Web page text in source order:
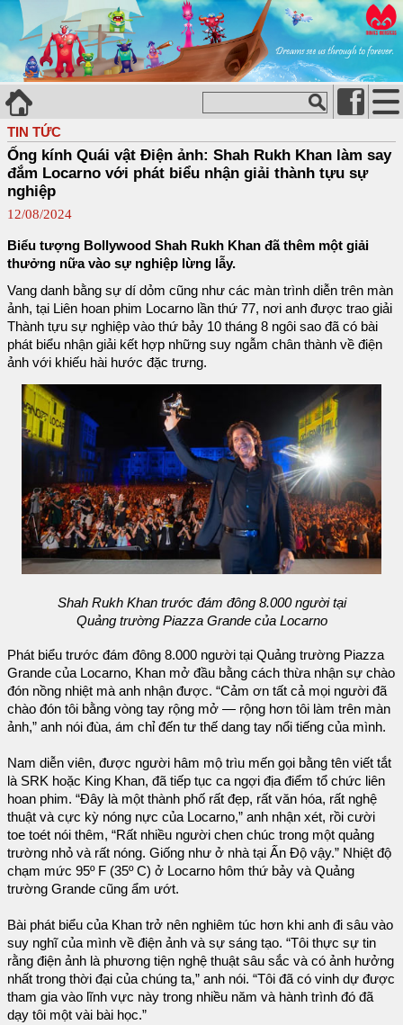
TIN TỨC
Ống kính Quái vật Điện ảnh: Shah Rukh Khan làm say
đắm Locarno với phát biểu nhận giải thành tựu sự
nghiệp
12/08/2024
Biểu tượng Bollywood Shah Rukh Khan đã thêm một giải
thưởng nữa vào sự nghiệp lừng lẫy.
Vang danh bằng sự dí dỏm cũng như các màn trình diễn trên màn
ảnh, tại Liên hoan phim Locarno lần thứ 77, nơi anh được trao giải
Thành tựu sự nghiệp vào thứ bảy 10 tháng 8 ngôi sao đã có bài
phát biểu nhận giải kết hợp những suy ngẫm chân thành về điện
ảnh với khiếu hài hước đặc trưng.
Shah Rukh Khan trước đám đông 8.000 người tại
Quảng trường Piazza Grande của Locarno
Phát biểu trước đám đông 8.000 người tại Quảng trường Piazza
Grande của Locarno, Khan mở đầu bằng cách thừa nhận sự chào
đón nồng nhiệt mà anh nhận được. “Cảm ơn tất cả mọi người đã
chào đón tôi bằng vòng tay rộng mở — rộng hơn tôi làm trên màn
ảnh,” anh nói đùa, ám chỉ đến tư thế dang tay nổi tiếng của mình.
Nam diễn viên, được người hâm mộ trìu mến gọi bằng tên viết tắt
là SRK hoặc King Khan, đã tiếp tục ca ngợi địa điểm tổ chức liên
hoan phim. “Đây là một thành phố rất đẹp, rất văn hóa, rất nghệ
thuật và cực kỳ nóng nực của Locarno,” anh nhận xét, rồi cười
toe toét nói thêm, “Rất nhiều người chen chúc trong một quảng
trường nhỏ và rất nóng. Giống như ở nhà tại Ấn Độ vậy.” Nhiệt độ
chạm mức 95º F (35º C) ở Locarno hôm thứ bảy và Quảng
trường Grande cũng ẩm ướt.
Bài phát biểu của Khan trở nên nghiêm túc hơn khi anh đi sâu vào
suy nghĩ của mình về điện ảnh và sự sáng tạo. “Tôi thực sự tin
rằng điện ảnh là phương tiện nghệ thuật sâu sắc và có ảnh hưởng
nhất trong thời đại của chúng ta,” anh nói. “Tôi đã có vinh dự được
tham gia vào lĩnh vực này trong nhiều năm và hành trình đó đã
dạy tôi một vài bài học.”